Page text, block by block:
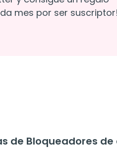
mes por ser suscriptor!
de Bloqueadores